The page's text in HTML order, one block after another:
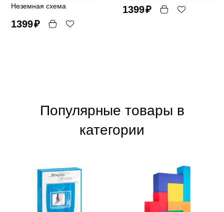
Неземная схема
1399₽
1399₽
Популярные товары в
категории